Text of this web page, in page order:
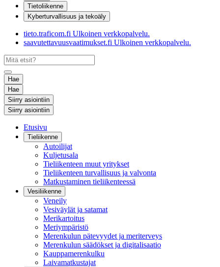
Tietoliikenne
Kyberturvallisuus ja tekoäly
tieto.traficom.fi Ulkoinen verkkopalvelu.
saavutettavuusvaatimukset.fi Ulkoinen verkkopalvelu.
Hae
Hae
Siirry asiointiin
Siirry asiointiin
Etusivu
Tieliikenne
Autoilijat
Kuljetusala
Tieliikenteen muut yritykset
Tieliikenteen turvallisuus ja valvonta
Matkustaminen tieliikenteessä
Vesiliikenne
Veneily
Vesiväylät ja satamat
Merikartoitus
Meriympäristö
Merenkulun pätevyydet ja meriterveys
Merenkulun säädökset ja digitalisaatio
Kauppamerenkulku
Laivamatkustajat